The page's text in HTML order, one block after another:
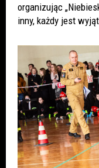
organizując
inny, każdy jest